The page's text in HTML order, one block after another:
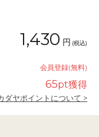
1,430 円 (税込)
会員登録(無料)
65pt獲得
ダヤポイントについて >